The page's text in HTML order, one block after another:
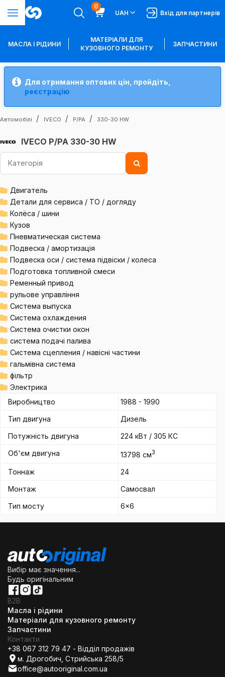
0
UAH
Вхід для партнерів
МАСЛА І РІДИНИ
МАТЕРІАЛИ ДЛЯ
КУЗОВНОГО РЕМОНТУ
ЗАПЧАСТИНИ
Для отримання оптових цін, пройдіть,
реєстрацію
Автомобілі IVECO P/PA 330-30 HW
IVECO P/PA 330-30 HW
Двигатель
Детали для сервиса / ТО / догляду
Колёса / шини
Кузов
Пневматическая система
Подвеска / амортизація
Подвеска оси / система підвіски / колеса
Подготовка топливной смеси
Ременный привод
рульове управління
Система выпуска
Система охлаждения
Система очистки окон
система подачі палива
Система сцепления / навісні частини
гальмівна система
фільтр
Электрика
Виробництво
1988 - 1990
Тип двигуна
Дизель
Потужність двигуна
224 кВт / 305 КС
Об'єм двигуна
13798 см3
Тоннаж
24
Монтаж
Самосвал
Тип мосту
6x6
Вибір має значення...
Будь оригінальним
B2B
Масла і рідини
Матеріали для кузовного ремонту
Запчастини
Контакти
+38 067 312 79 47 - Відділ продажів
м. Дрогобич, Стрийська 258/5
office@autooriginal.com.ua